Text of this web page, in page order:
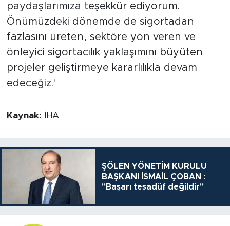
paydaşlarımıza teşekkür ediyorum.
Önümüzdeki dönemde de sigortadan
fazlasını üreten, sektöre yön veren ve
önleyici sigortacılık yaklaşımını büyüten
projeler geliştirmeye kararlılıkla devam
edeceğiz.'
Kaynak: İHA
ŞÖLEN YÖNETİM KURULU
BAŞKANI İSMAİL ÇOBAN :
"Başarı tesadüf değildir"